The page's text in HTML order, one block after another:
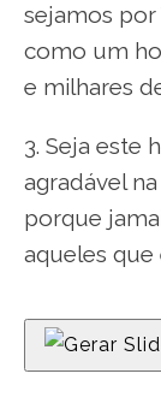
sejamos por
como um
e milhares
3. Seja este
agradável
porque
aqueles que
Gerar